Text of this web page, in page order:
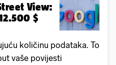
View:
$
količinu podataka. To
vaše povijesti